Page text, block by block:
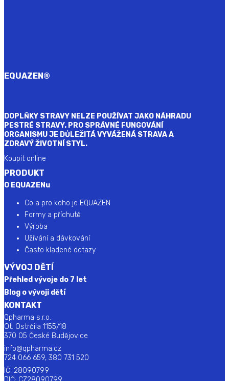
EQUAZEN®
DOPLŇKY STRAVY NELZE POUŽÍVAT JAKO NÁHRADU
PESTRÉ STRAVY. PRO SPRÁVNÉ FUNGOVÁNÍ
ORGANISMU JE DŮLEŽITÁ VYVÁŽENÁ STRAVA A
ZDRAVÝ ŽIVOTNÍ STYL.
Koupit online
PRODUKT
O EQUAZENu
Co a pro koho je EQUAZEN
Formy a příchutě
Výroba
Užívání a dávkování
Často kladené dotazy
VÝVOJ DĚTÍ
Přehled vývoje do 7 let
Blog o vývoji dětí
KONTAKT
Qpharma s.r.o.
Ot. Ostrčila 1155/18
370 05 České Budějovice
info@qpharma.cz
724 066 659, 380 731 520
IČ: 28090799